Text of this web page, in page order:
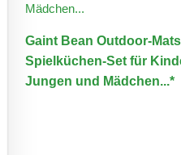
Gaint Bean Outdoor-
Spielküchen-Set für
Jungen und Mädchen...*